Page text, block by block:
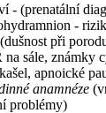
- (prenatální
-
(dušnost při
na sále, známky
apnoické
anamnéze
problémy)